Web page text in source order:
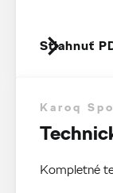
Stiahnuť
Karoq
Kompletné